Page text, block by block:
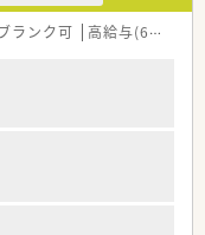
ランク可 高給与(600万円以上)